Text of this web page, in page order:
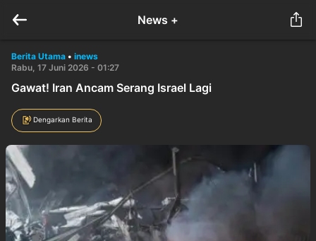
News +
Berita Utama • inews
Rabu, 17 Juni 2026 - 01:27
Gawat! Iran Ancam Serang Israel Lagi
Dengarkan Berita